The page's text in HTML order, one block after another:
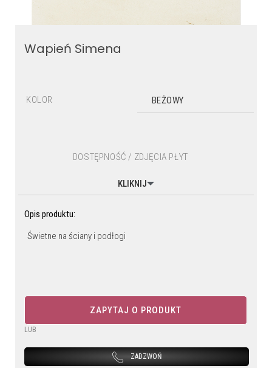
Wapień Simena
KOLOR BEŻOWY
DOSTĘPNOŚĆ / ZDJĘCIA PŁYT
KLIKNIJ
Opis produktu:
Świetne na ściany i podłogi
ZAPYTAJ O PRODUKT
LUB
ZADZWOŃ